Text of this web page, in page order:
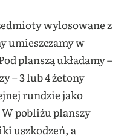
wylosowane z
umieszczamy w
planszą układamy –
– 3 lub 4 żetony
rundzie jako
pobliżu planszy
uszkodzeń, a